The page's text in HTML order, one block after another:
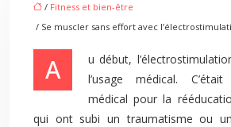
/ Fitness et bien-être
/ Se muscler sans effort avec
Au début, l’électrostimulation était destinée à
l’usage médical.
médical pour la
qui ont subi un traumatisme ou